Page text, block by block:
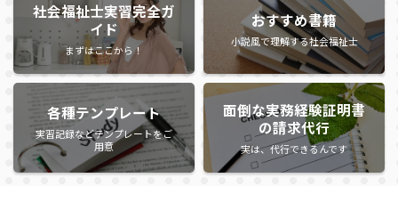
社会福祉士実習完全ガ
イド
まずはここから！
おすすめ書籍
小説風で理解する社会福祉士
各種テンプレート
実習記録などテンプレートをご
用意
面倒な実務経験証明書
の請求代行
実は、代行できるんです